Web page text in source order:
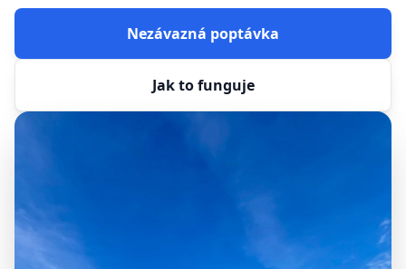
Nezávazná poptávka
Jak to funguje